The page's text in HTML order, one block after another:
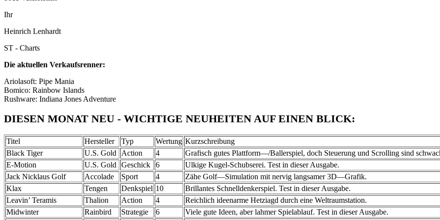
Ihr
Heinrich Lenhardt
ST - Charts
Die aktuellen Verkaufsrenner:
Ariolasoft: Pipe Mania
Bomico: Rainbow Islands
Rushware: Indiana Jones Adventure
DIESEN MONAT NEU - WICHTIGE NEUHEITEN AUF EINEN BLICK:
Titel Hersteller Typ Wertung Kurzschreibung
Black Tiger
U.S. Gold Action 4
Grafisch gutes Plattform—/Ballerspiel, doch Steuerung und Scrolling sind
E-Motion
U.S. Gold Geschick 6
Ulkige Kugel-Schubserei. Test in dieser Ausgabe.
Jack Nicklaus Golf
Accolade Sport 4
Zähe Golf—Simulation mit nervig langsamer 3D—Grafik.
Klax
Tengen Denkspiel 10
Brillantes Schnelldenkerspiel. Test in dieser Ausgabe.
Leavin’ Teramis
Thalion Action 4
Reichlich ideenarme Hetziagd durch eine Weltraumstation.
Midwinter
Rainbird Strategie 6
Viele gute Ideen, aber lahmer Spielablauf. Test in dieser Ausgabe.